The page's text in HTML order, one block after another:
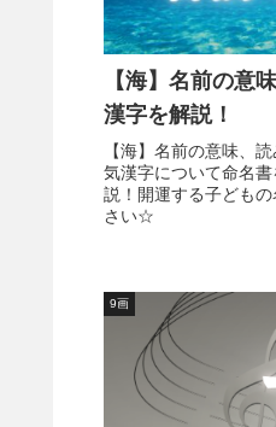
【海】名前の意
漢字を解説！
【海】名前の意味、
気漢字について命名
説！開運する子ども
さい☆
9画